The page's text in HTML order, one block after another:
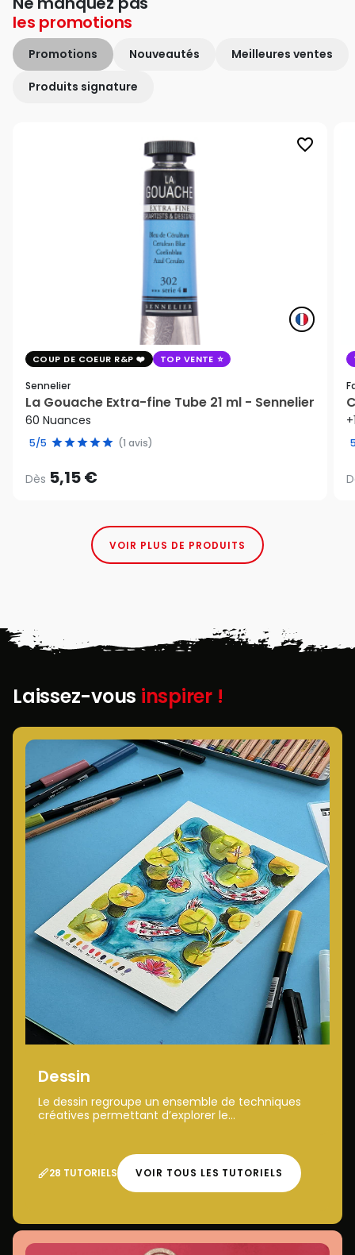
les promotions
Promotions Nouveautés Meilleures ventes
Produits signature
favorite_border
COUP DE COEUR R&P TOP VENTE
Sennelier
La Gouache Extra-fine Tube 21 ml - Sennelier
60 Nuances
5/5 (1 avis)
Dès 5,15 €
VOIR PLUS DE PRODUITS
Laissez-vous inspirer !
Dessin
Le dessin regroupe un ensemble de techniques
créatives permettant d’explorer le...
28 TUTORIELS VOIR TOUS LES TUTORIELS